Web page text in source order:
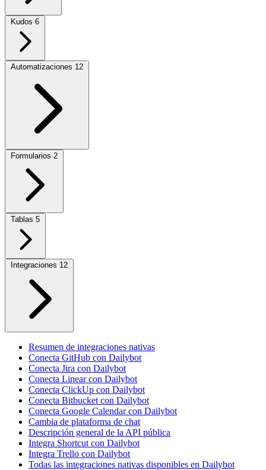
Kudos 6
Automatizaciones 12
Formularios 2
Tablas 5
Integraciones 12
Resumen de integraciones nativas
Conecta GitHub con Dailybot
Conecta Jira con Dailybot
Conecta Linear con Dailybot
Conecta ClickUp con Dailybot
Conecta Bitbucket con Dailybot
Conecta Google Calendar con Dailybot
Cambia de plataforma de chat
Descripción general de la API pública
Integra Shortcut con Dailybot
Integra Trello con Dailybot
Todas las integraciones nativas disponibles en Dailybot